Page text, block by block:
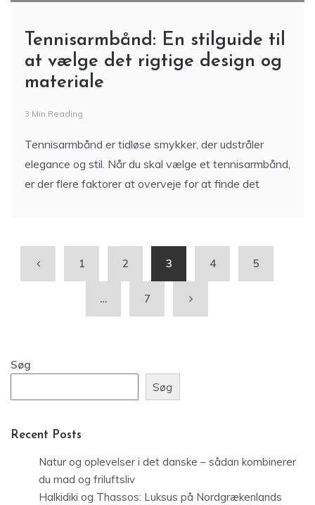
Tennisarmbånd: En stilguide til
at vælge det rigtige design og
materiale
3 Min Reading
Tennisarmbånd er tidløse smykker, der udstråler
elegance og stil. Når du skal vælge et tennisarmbånd,
er der flere faktorer at overveje for at finde det
1 2 3 4 5
… 7
Søg
Søg
Recent Posts
Natur og oplevelser i det danske – sådan kombinerer
du mad og friluftsliv
Halkidiki og Thassos: Luksus på Nordgrækenlands